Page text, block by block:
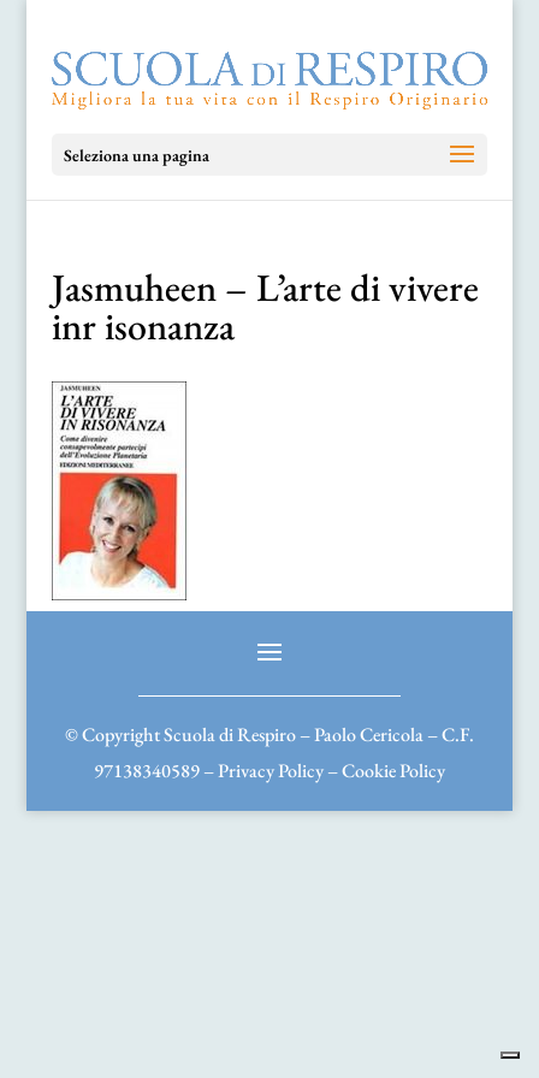
Seleziona una pagina
Jasmuheen – L’arte di vivere
inr isonanza
© Copyright Scuola di Respiro – Paolo Cericola – C.F.
97138340589 –Privacy Policy–Cookie Policy